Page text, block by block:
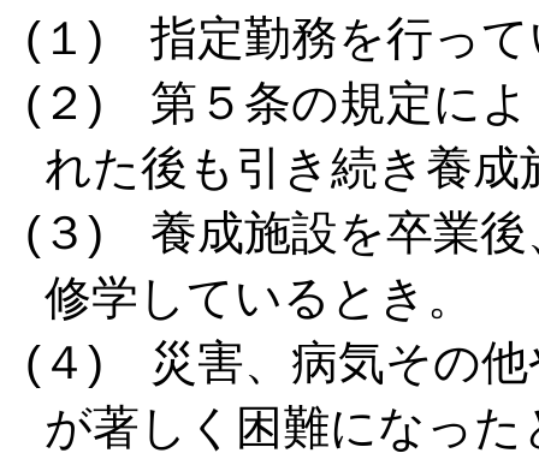
(１) 指定勤務を行って
(２) 第５条の規定によ
れた後も引き続き養
(３) 養成施設を卒業後
修学しているとき。
(４) 災害、病気その他
が著しく困難になった